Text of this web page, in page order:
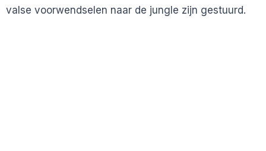
valse voorwendselen naar de jungle zijn gestuurd.